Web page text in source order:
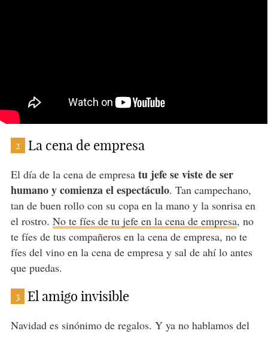
2 La cena de empresa
El día de la cena de empresa tu jefe se viste de ser
humano y comienza el espectáculo. Tan campechano,
tan de buen rollo con su copa en la mano y la sonrisa en
el rostro. No te fíes de tu jefe en la cena de empresa, no
te fíes de tus compañeros en la cena de empresa, no te
fíes del vino en la cena de empresa y sal de ahí lo antes
que puedas.
3 El amigo invisible
Navidad es sinónimo de regalos. Y ya no hablamos del